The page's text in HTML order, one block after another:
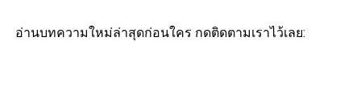
อ่านบทความใหม่ล่าสุดก่อนใคร กดติดตามเราไว้เลย: